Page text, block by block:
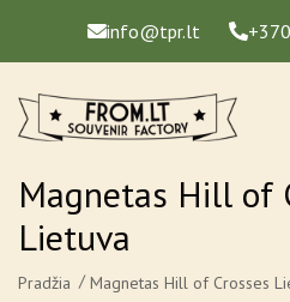
info@tpr.lt
Magnetas Hill of
Lietuva
Pradžia Magnetas Hill of Crosses